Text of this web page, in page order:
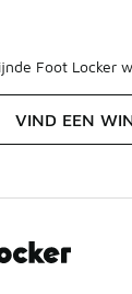
Foot Locker
VIND EEN